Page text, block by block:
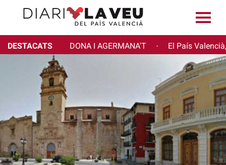
DESTACATS DONA I AGERMANA'T · El País